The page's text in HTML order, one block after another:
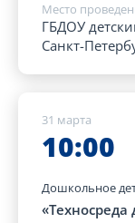
Место
ГБДОУ
Санкт-
31 марта
10:00
Дошкольное